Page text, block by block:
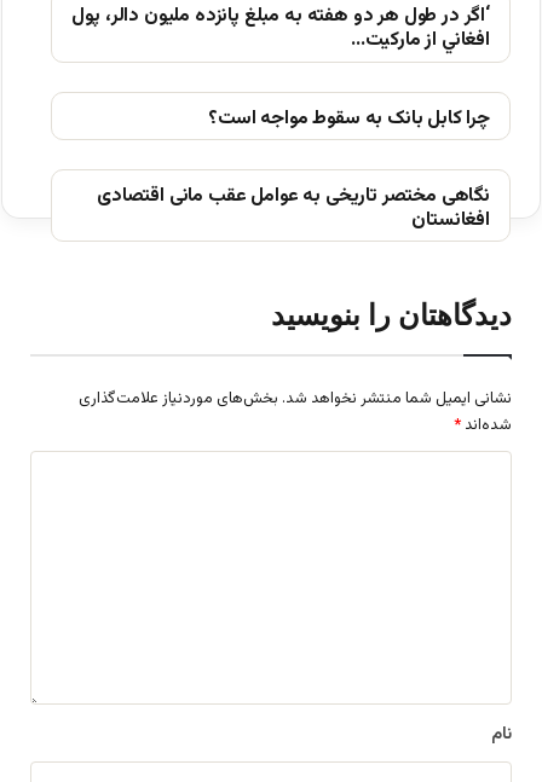
‘اگر در طول هر دو هفته به مبلغ پانزده مليون دالر، پول
افغاني از ماركيت…
چرا کابل بانک به سقوط مواجه است؟
نگاهی مختصر تاریخی به عوامل عقب مانی اقتصادی
افغانستان
دیدگاهتان را بنویسید
نشانی ایمیل شما منتشر نخواهد شد. بخش‌های موردنیاز علامت‌گذاری
شده‌اند *
نام